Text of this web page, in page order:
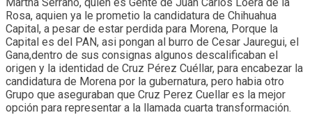
Rosa, aquien ya le prometio la candidatura de Chihuahua
Capital, a pesar de estar perdida para Morena, Porque la
Capital es del PAN, asi pongan al burro de Cesar Jauregui, el
Gana,dentro de sus consignas algunos descalificaban el
origen y la identidad de Cruz Pérez Cuéllar, para encabezar la
candidatura de Morena por la gubernatura, pero habia otro
Grupo que aseguraban que Cruz Perez Cuellar es la mejor
opción para representar a la llamada cuarta transformación.